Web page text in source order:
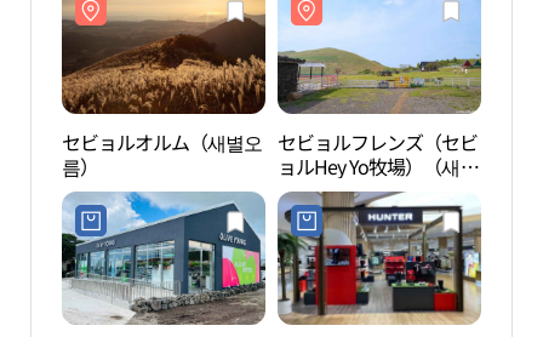
セビョルオルム（새별오
름）
セビョルフレンズ（セビ
ョルHey Yo牧場）（새별
프렌즈（새별헤이요목
장））